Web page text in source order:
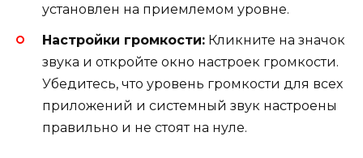
установлен на приемлемом уровне.
Настройки громкости: Кликните на значок
звука и откройте окно настроек громкости.
Убедитесь, что уровень громкости для всех
приложений и системный звук настроены
правильно и не стоят на нуле.